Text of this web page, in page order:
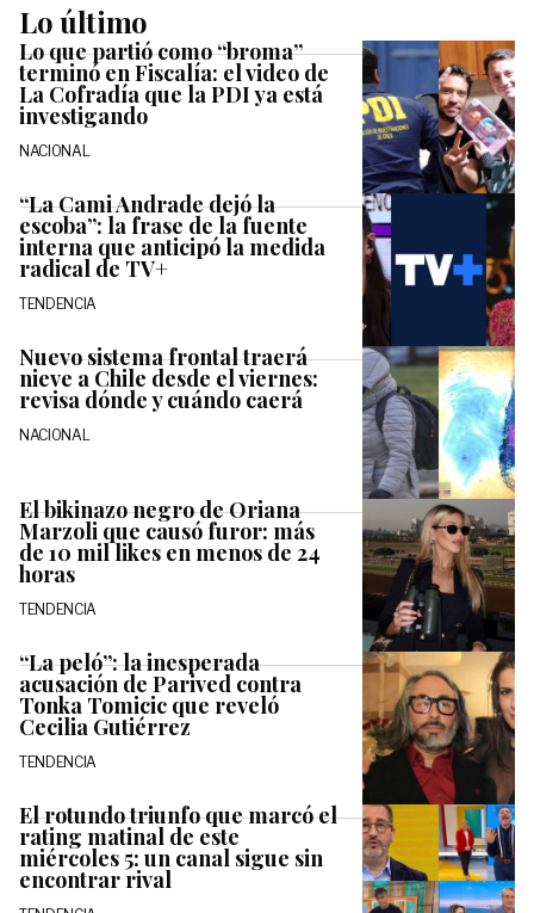
Lo último
Lo que partió como “broma”
terminó en Fiscalía: el video de
La Cofradía que la PDI ya está
investigando
NACIONAL
“La Cami Andrade dejó la
escoba”: la frase de la fuente
interna que anticipó la medida
radical de TV+
TENDENCIA
Nuevo sistema frontal traerá
nieve a Chile desde el viernes:
revisa dónde y cuándo caerá
NACIONAL
El bikinazo negro de Oriana
Marzoli que causó furor: más
de 10 mil likes en menos de 24
horas
TENDENCIA
“La peló”: la inesperada
acusación de Parived contra
Tonka Tomicic que reveló
Cecilia Gutiérrez
TENDENCIA
El rotundo triunfo que marcó el
rating matinal de este
miércoles 5: un canal sigue sin
encontrar rival